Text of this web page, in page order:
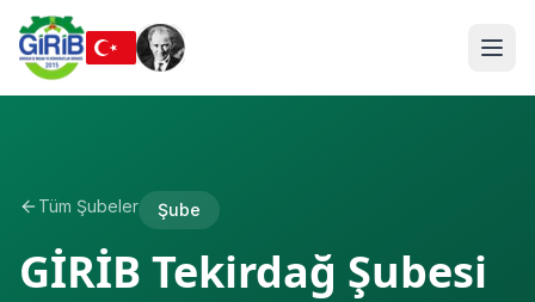
Tüm Şubeler Şube
GİRİB Tekirdağ Şubesi